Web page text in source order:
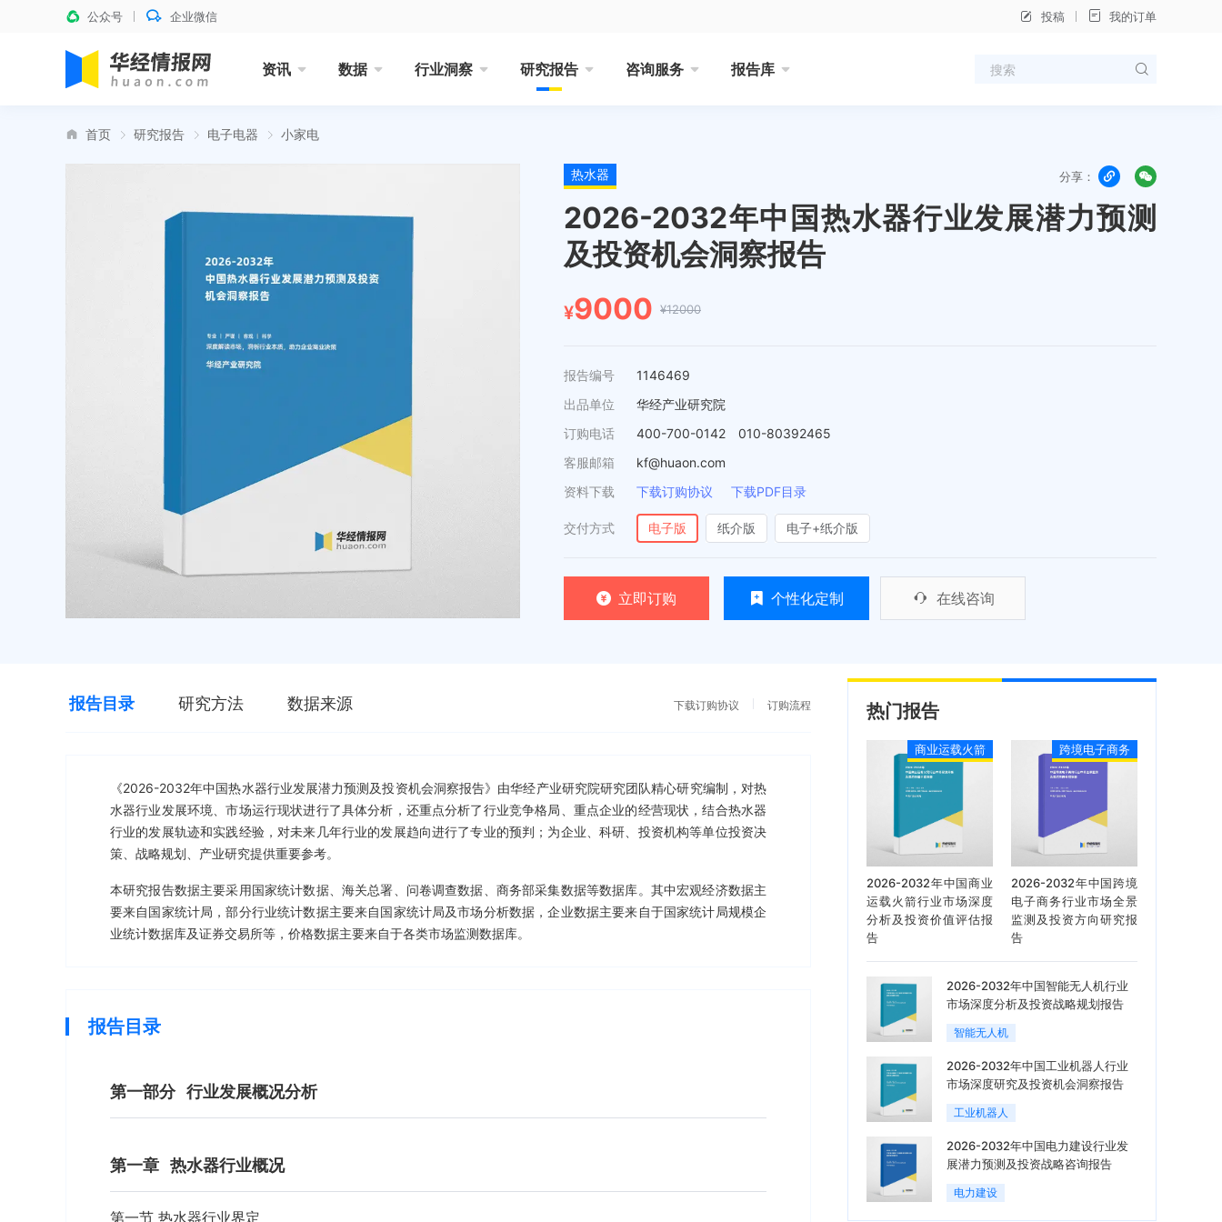
公众号 企业微信 投稿 我的订单
资讯 数据 行业洞察 研究报告 咨询服务 报告库
首页 研究报告 电子电器 小家电
热水器 分享：
2026-2032年中国热水器行业发展潜力预测
及投资机会洞察报告
¥9000 ¥12000
报告编号
1146469
出品单位
华经产业研究院
订购电话
400-700-0142 010-80392465
客服邮箱
kf@huaon.com
资料下载
下载订购协议 下载PDF目录
交付方式 电子版 纸介版 电子+纸介版
立即订购 个性化定制 在线咨询
报告目录 研究方法 数据来源 下载订购协议 订购流程
《2026-2032年中国热水器行业发展潜力预测及投资机会洞察报告》由华经产业研究院研究团队精心研究编制，对热
水器行业发展环境、市场运行现状进行了具体分析，还重点分析了行业竞争格局、重点企业的经营现状，结合热水器
行业的发展轨迹和实践经验，对未来几年行业的发展趋向进行了专业的预判；为企业、科研、投资机构等单位投资决
策、战略规划、产业研究提供重要参考。
本研究报告数据主要采用国家统计数据、海关总署、问卷调查数据、商务部采集数据等数据库。其中宏观经济数据主
要来自国家统计局，部分行业统计数据主要来自国家统计局及市场分析数据，企业数据主要来自于国家统计局规模企
业统计数据库及证券交易所等，价格数据主要来自于各类市场监测数据库。
报告目录
第一部分 行业发展概况分析
第一章 热水器行业概况
第一节 热水器行业界定
热门报告
商业运载火箭
2026-2032年中国商业
运载火箭行业市场深度
分析及投资价值评估报
告
跨境电子商务
2026-2032年中国跨境
电子商务行业市场全景
监测及投资方向研究报
告
2026-2032年中国智能无人机行业
市场深度分析及投资战略规划报告
智能无人机
2026-2032年中国工业机器人行业
市场深度研究及投资机会洞察报告
工业机器人
2026-2032年中国电力建设行业发
展潜力预测及投资战略咨询报告
电力建设